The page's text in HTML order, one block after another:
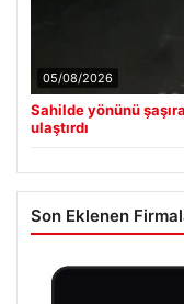
05/08/2026
Sahilde yönünü
ulaştırdı
Son Eklenen